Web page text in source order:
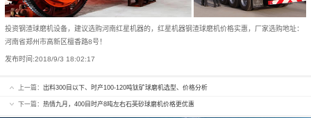
投资钢渣球磨机设备，建议选购河南红星机器的，红星机器钢渣球磨机价格实惠，厂家选购地址：
河南省郑州市高新区檀香路8号！
发布时间:2018/9/3 18:02:17
上一篇： 出料300目以下、时产100-120吨钛矿球磨机选型、价格分析
下一篇：热情九月，400目时产8吨左右石英砂球磨机价格更优惠